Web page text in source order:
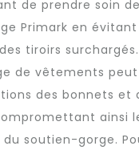
de prendre soin
Primark en évitant
tiroirs
de vêtements
des bonnets et
ainsi
soutien-gorge.